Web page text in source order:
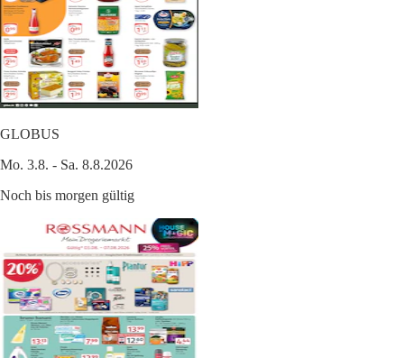
GLOBUS
Mo. 3.8. - Sa. 8.8.2026
Noch bis morgen gültig